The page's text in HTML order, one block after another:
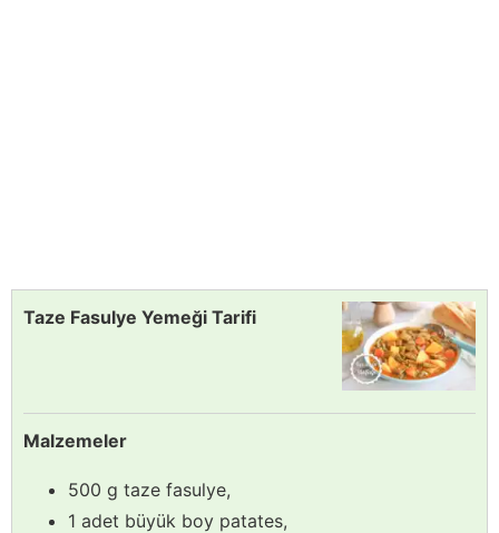
Taze Fasulye Yemeği Tarifi
Malzemeler
500 g taze fasulye,
1 adet büyük boy patates,